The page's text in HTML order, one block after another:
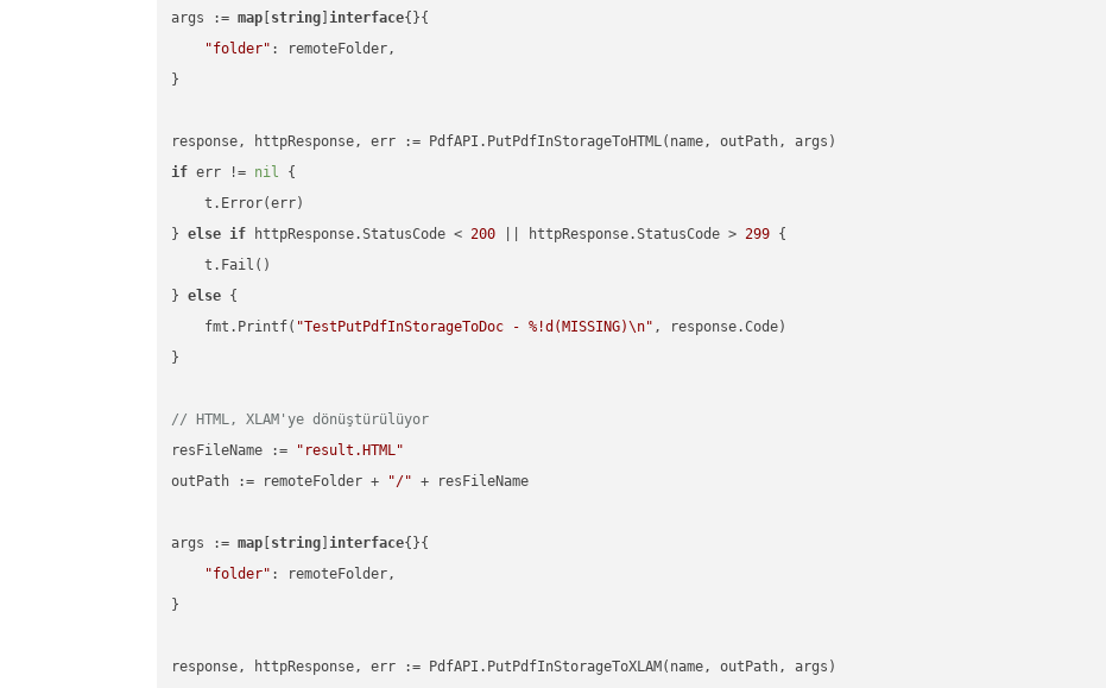
args := map string ]interface{}{
"folder" : remoteFolder,
}
if err != nil {
    t.Error(err)
} else if httpResponse.StatusCode < 200 || httpResponse.StatusCode > 299 {
    t.Fail()
} else {
    fmt.Printf(
"TestPutPdfInStorageToDoc - %!d(MISSING)\n" , response.Code)
}
// HTML, XLAM'ye dönüştürülüyor
resFileName :=
"result.HTML"
outPath := remoteFolder +
"/" + resFileName
args := map string ]interface{}{
"folder" : remoteFolder,
}